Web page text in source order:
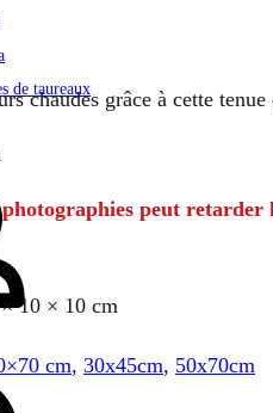
de taureaux
connecter
chaudes grâce à cette
peut retarder
10 × 10 cm
cm, 30x45cm, 50x70cm